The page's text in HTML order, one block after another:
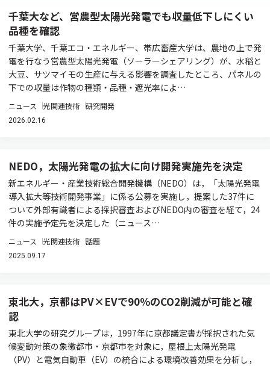
千葉大など、営農型太陽光発電でも収量低下しにくい
品種を確認
千葉大学、千葉エコ・エネルギー、帯広畜産大学は、農地の上で発
電を行なう営農型太陽光発電（ソーラーシェアリング）が、水稲と
大豆、サツマイモの生産に与える影響を調査したところ、パネルの
下での収量は作物の種類・品種・遮光率によ…
ニュース 光関連技術 研究開発
2026.02.16
NEDO，太陽光発電の拡大に向け開発実施先を決定
新エネルギー・産業技術総合開発機構（NEDO）は，「太陽光発電
導入拡大等技術開発事業」に係る公募を実施し，提案した37件に
ついて外部有識者による採択審査およびNEDO内の審査を経て，24
件の実施予定先を決定した（ニュース…
ニュース 光関連技術 話題
2025.09.17
東北大，京都はPV×EVで90％のCO2削減が可能と確
認
東北大学の研究グループは，1997年に京都議定書が採択された気
候変動対策の象徴都市・京都市を対象に，屋根上太陽光発電
（PV）と電気自動車（EV）の統合による環境改善効果を分析し，